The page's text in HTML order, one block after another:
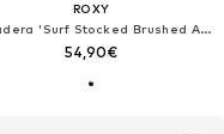
ROXY
Sudadera 'Surf Stocked Brushed Art'
54,90€